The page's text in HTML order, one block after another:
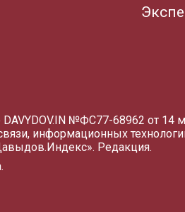
№ФС77-68962 от 14
информационных
Редакция.